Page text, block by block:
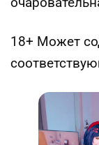
18+ Может